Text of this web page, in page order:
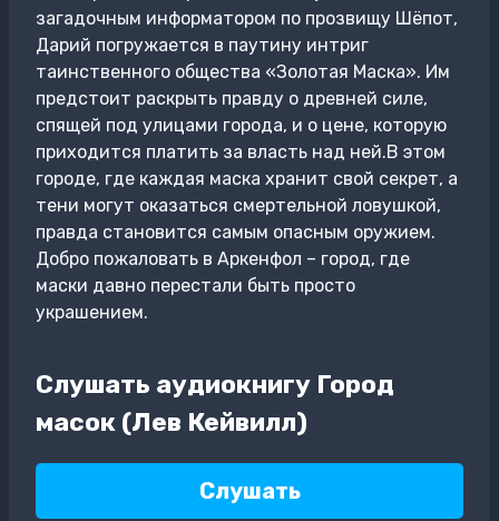
загадочным информатором по прозвищу Шёпот,
Дарий погружается в паутину интриг
таинственного общества «Золотая Маска». Им
предстоит раскрыть правду о древней силе,
спящей под улицами города, и о цене, которую
приходится платить за власть над ней.В этом
городе, где каждая маска хранит свой секрет, а
тени могут оказаться смертельной ловушкой,
правда становится самым опасным оружием.
Добро пожаловать в Аркенфол – город, где
маски давно перестали быть просто
украшением.
Слушать аудиокнигу Город
масок (Лев Кейвилл)
Слушать